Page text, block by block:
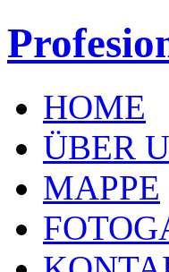
HOME
ÜBER
MAPPE